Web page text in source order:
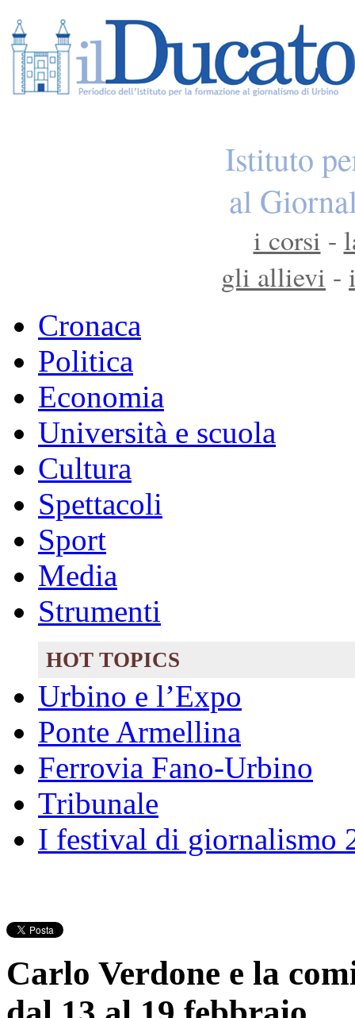
Istituto
al
i corsi -
gli allievi -
Cronaca
Politica
Economia
Università e scuola
Cultura
Spettacoli
Sport
Media
Strumenti
HOT TOPICS
Urbino e l’Expo
Ponte Armellina
Ferrovia Fano-Urbino
Tribunale
I festival di giornalismo
Carlo Verdone e la